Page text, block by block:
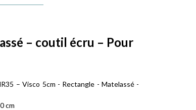
– coutil écru – Pour
– Visco 5cm - Rectangle - Matelassé -
cm